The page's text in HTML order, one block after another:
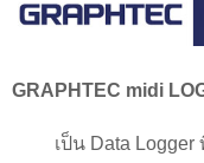
GRAPHTEC midi
เป็น Data